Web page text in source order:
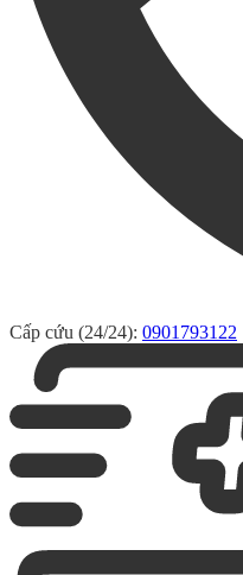
Cấp cứu (24/24): 0901793122